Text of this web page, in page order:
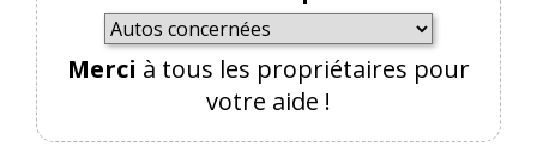
Merci à tous les propriétaires pour
votre aide !